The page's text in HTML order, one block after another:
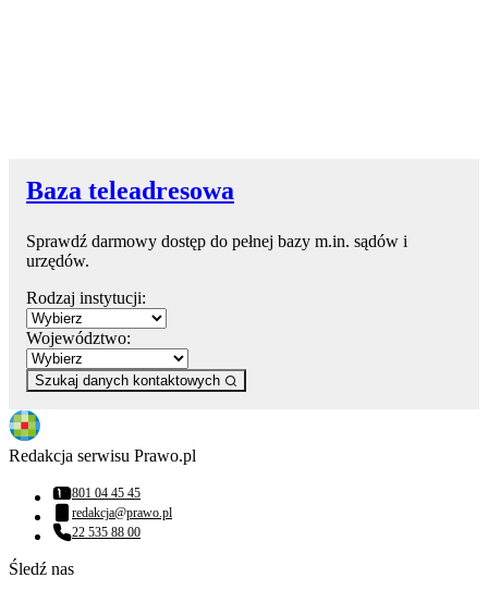
Baza teleadresowa
Sprawdź darmowy dostęp do pełnej bazy m.in. sądów i
urzędów.
Rodzaj instytucji:
Województwo:
Szukaj danych kontaktowych
Redakcja serwisu Prawo.pl
Numer telefonu:
801 04 45 45
Adres email:
redakcja@prawo.pl
Numer telefonu:
22 535 88 00
Śledź nas